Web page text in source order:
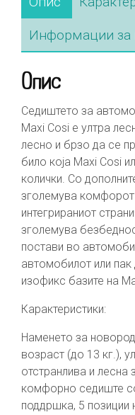
Информации за
Опис
Седиштето за
Maxi Cosi е ултра
лесно и брзо да се
било која Maxi Cosi
колички. Со
зголемува
интегрираниот
зголемува
постави во
автомобилот или пак
изофикс базите на
Карактеристики:
Наменето за
возраст (до 13 кг.),
отстранлива и
комфорно седиште
поддршка, 5 позиции